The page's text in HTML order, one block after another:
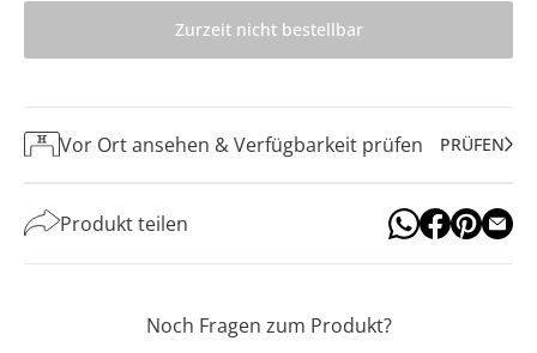
Zurzeit nicht bestellbar
Vor Ort ansehen & Verfügbarkeit prüfen PRÜFEN
Produkt teilen
Noch Fragen zum Produkt?